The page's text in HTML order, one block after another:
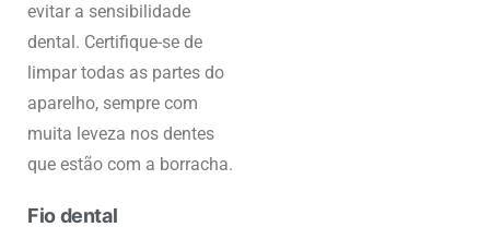
evitar a sensibilidade
dental. Certifique-se de
limpar todas as partes do
aparelho, sempre com
muita leveza nos dentes
que estão com a borracha.
Fio dental